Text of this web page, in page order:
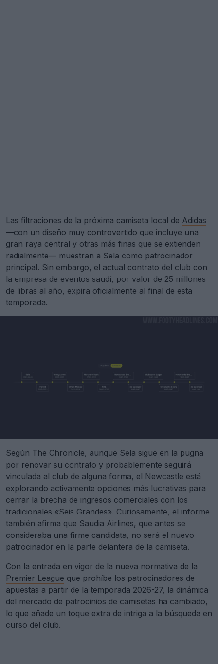
Las filtraciones de la próxima camiseta local de Adidas
—con un diseño muy controvertido que incluye una
gran raya central y otras más finas que se extienden
radialmente— muestran a Sela como patrocinador
principal. Sin embargo, el actual contrato del club con
la empresa de eventos saudí, por valor de 25 millones
de libras al año, expira oficialmente al final de esta
temporada.
Según The Chronicle, aunque Sela sigue en la pugna
por renovar su contrato y probablemente seguirá
vinculada al club de alguna forma, el Newcastle está
explorando activamente opciones más lucrativas para
cerrar la brecha de ingresos comerciales con los
tradicionales «Seis Grandes». Curiosamente, el informe
también afirma que Saudia Airlines, que antes se
consideraba una firme candidata, no será el nuevo
patrocinador en la parte delantera de la camiseta.
Con la entrada en vigor de la nueva normativa de la
Premier League que prohíbe los patrocinadores de
apuestas a partir de la temporada 2026-27, la dinámica
del mercado de patrocinios de camisetas ha cambiado,
lo que añade un toque extra de intriga a la búsqueda en
curso del club.